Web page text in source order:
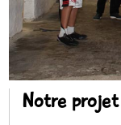
Notre